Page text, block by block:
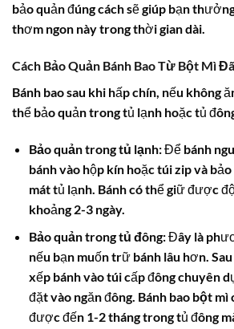
bảo quản đúng cách sẽ giúp bạn
thơm ngon này trong thời gian dài.
Cách Bảo Quản Bánh Bao Từ Bột Mì
Bánh bao sau khi hấp chín, nếu không
thể bảo quản trong tủ lạnh hoặc tủ
Bảo quản trong tủ lạnh:Để bánh
bánh vào hộp kín hoặc túi zip và
mát tủ lạnh. Bánh có thể giữ được
khoảng 2-3 ngày.
Bảo quản trong tủ đông:Đây là
nếu bạn muốn trữ bánh lâu hơn.
xếp bánh vào túi cấp đông chuyên
đặt vào ngăn đông. Bánh bao bột mì
được đến 1-2 tháng trong tủ đông